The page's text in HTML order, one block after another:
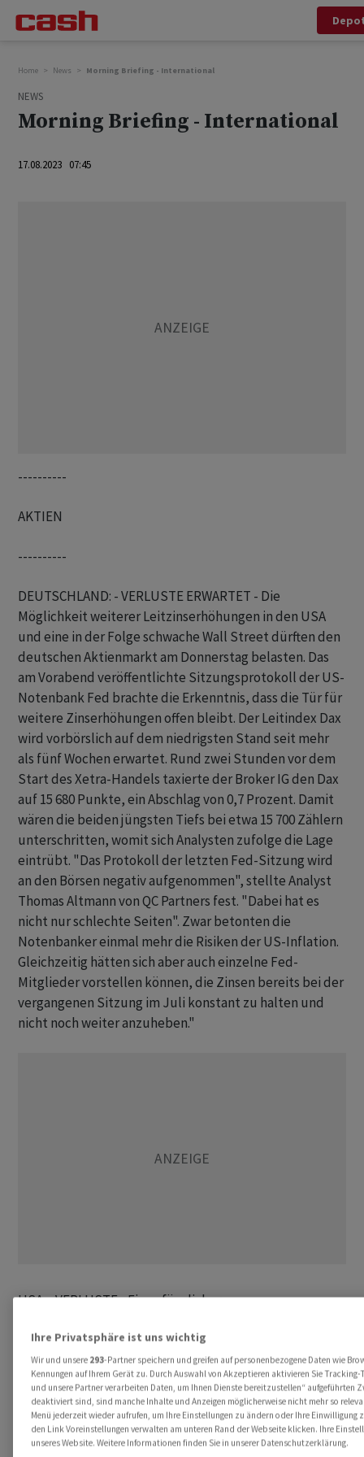
Home News Morning Briefing - International
NEWS
Morning Briefing - International
17.08.2023 07:45
----------
AKTIEN
----------
DEUTSCHLAND: - VERLUSTE ERWARTET - Die
Möglichkeit weiterer Leitzinserhöhungen in den USA
und eine in der Folge schwache Wall Street dürften den
deutschen Aktienmarkt am Donnerstag belasten. Das
am Vorabend veröffentlichte Sitzungsprotokoll der US-
Notenbank Fed brachte die Erkenntnis, dass die Tür für
weitere Zinserhöhungen offen bleibt. Der Leitindex Dax
wird vorbörslich auf dem niedrigsten Stand seit mehr
als fünf Wochen erwartet. Rund zwei Stunden vor dem
Start des Xetra-Handels taxierte der Broker IG den Dax
auf 15 680 Punkte, ein Abschlag von 0,7 Prozent. Damit
wären die beiden jüngsten Tiefs bei etwa 15 700 Zählern
unterschritten, womit sich Analysten zufolge die Lage
eintrübt. "Das Protokoll der letzten Fed-Sitzung wird
an den Börsen negativ aufgenommen", stellte Analyst
Thomas Altmann von QC Partners fest. "Dabei hat es
nicht nur schlechte Seiten". Zwar betonten die
Notenbanker einmal mehr die Risiken der US-Inflation.
Gleichzeitig hätten sich aber auch einzelne Fed-
Mitglieder vorstellen können, die Zinsen bereits bei der
vergangenen Sitzung im Juli konstant zu halten und
nicht noch weiter anzuheben."
USA: - VERLUSTE - Ein anfänglicher
Börsen nicht lange angehalten. Der Grund: Das
Sitzungsprotokoll der US-Notenbank Fed zeigte, dass
die Tür für weitere Zinserhöhungen offen bleibt. Der
technologielastige Leitindex Nasdaq 100 erreichte
unter der Marke von 14 900 Punkten den tiefsten Stand
seit Ende Juni. Da er als besonders zinsempfindlich gilt,
Ihre Privatsphäre ist uns wichtig
Wir und unsere 293-Partner speichern und greifen auf personenbezogene Daten wie
Kennungen auf Ihrem Gerät zu. Durch Auswahl von Akzeptieren aktivieren Sie
und unsere Partner verarbeiten Daten, um Ihnen Dienste bereitzustellen“ aufgeführten
deaktiviert sind, sind manche Inhalte und Anzeigen möglicherweise nicht mehr so
Menü jederzeit wieder aufrufen, um Ihre Einstellungen zu ändern oder Ihre Einwilligung
den Link Voreinstellungen verwalten am unteren Rand der Webseite klicken. Ihre
unseres Website. Weitere Informationen finden Sie in unserer Datenschutzerklärung.